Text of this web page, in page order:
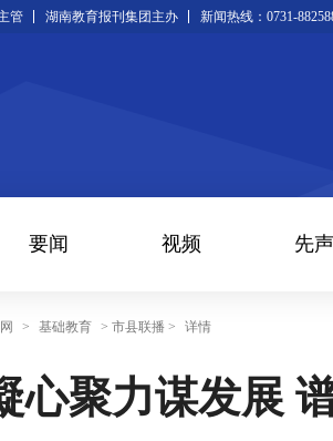
管 湖南教育报刊集团主办 新闻热线：0731-
要闻 视频 先声
> 基础教育 > 市县联播 > 详情
心聚力谋发展